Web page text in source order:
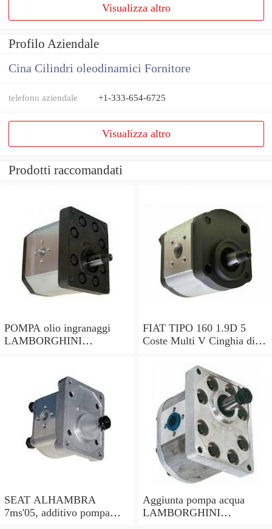
Visualizza altro
Profilo Aziendale
Cina Cilindri oleodinamici Fornitore
telefono aziendale +1-333-654-6725
Visualizza altro
Prodotti raccomandati
POMPA olio ingranaggi
LAMBORGHINI
FIAT TIPO 160 1.9D 5
Coste Multi V Cinghia di
PORTE 60808793
71719407 NUOVI
SEAT ALHAMBRA
7ms'05, additivo pompa
Aggiunta pompa acqua
LAMBORGHINI